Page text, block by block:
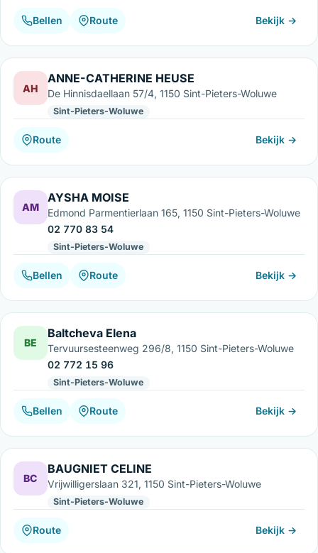
Bellen Route Bekijk →
AH
ANNE-CATHERINE HEUSE
De Hinnisdaellaan 57/4, 1150 Sint-Pieters-Woluwe
Sint-Pieters-Woluwe
Route Bekijk →
AM
AYSHA MOISE
Edmond Parmentierlaan 165, 1150 Sint-Pieters-Woluwe
02 770 83 54
Sint-Pieters-Woluwe
Bellen Route Bekijk →
BE
Baltcheva Elena
Tervuursesteenweg 296/8, 1150 Sint-Pieters-Woluwe
02 772 15 96
Sint-Pieters-Woluwe
Bellen Route Bekijk →
BC
BAUGNIET CELINE
Vrijwilligerslaan 321, 1150 Sint-Pieters-Woluwe
Sint-Pieters-Woluwe
Route Bekijk →